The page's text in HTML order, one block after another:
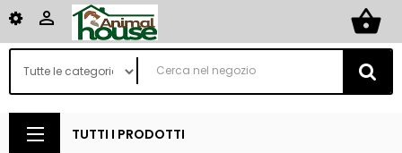
shopping_basket

TUTTI I PRODOTTI